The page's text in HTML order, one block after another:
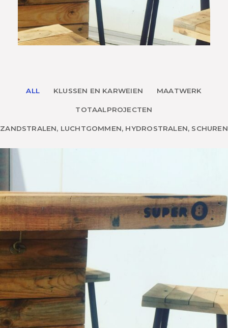
ALL KLUSSEN EN KARWEIEN MAATWERK
TOTAALPROJECTEN
ZANDSTRALEN, LUCHTGOMMEN, HYDROSTRALEN, SCHUREN